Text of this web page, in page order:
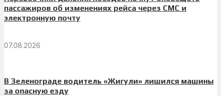
пассажиров об изменениях рейса через СМС и
электронную почту
07.08.2026
В Зеленограде водитель «Жигули» лишился машины
за опасную езду